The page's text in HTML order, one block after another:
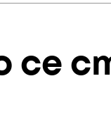
се